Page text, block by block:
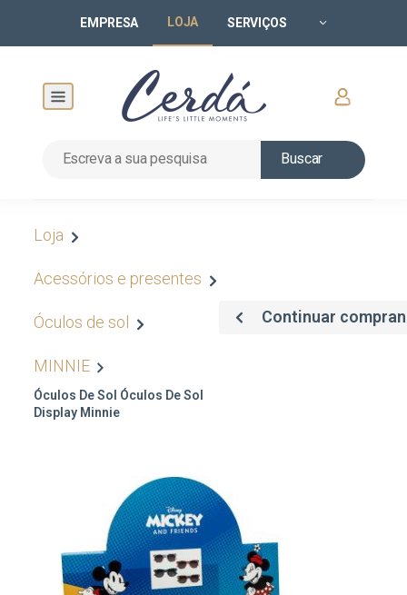
EMPRESA LOJA SERVIÇOS
Buscar
Loja
Acessórios e presentes
Óculos de sol
MINNIE
Óculos De Sol Óculos De Sol
Display Minnie
Continuar